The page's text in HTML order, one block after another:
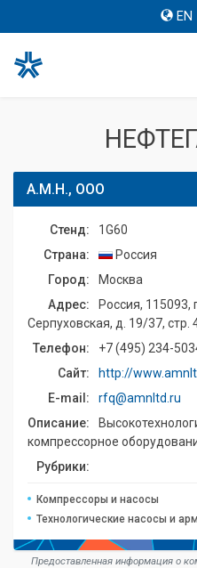
EN
А.М.Н., ООО
Стенд:
1G60
Страна:
Россия
Город:
Москва
Адрес:
Россия, 115093,
Серпуховская, д. 19/37, стр.
Телефон:
+7 (495) 234-
Сайт:
http://
E-mail:
rfq@amnltd.ru
Описание:
компрессорное
Рубрики:
Компрессоры и насосы
Технологические насосы и
Предоставленная информация о